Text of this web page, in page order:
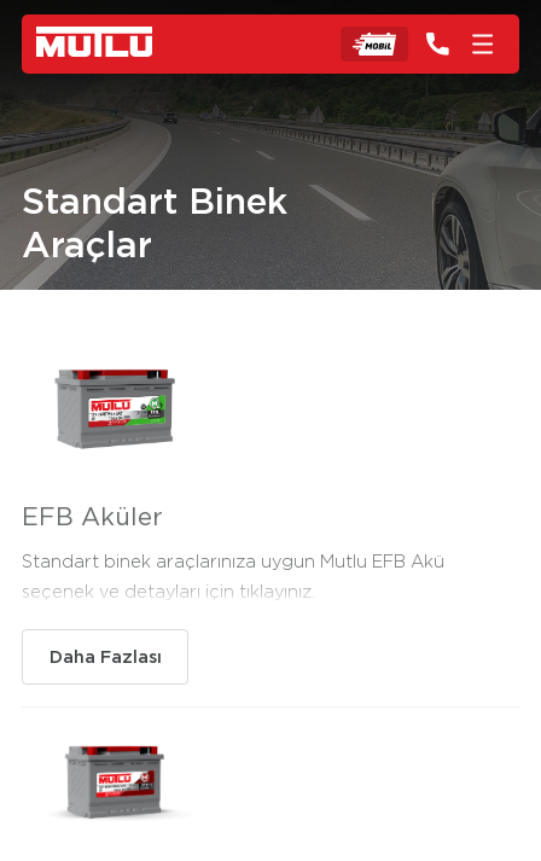
Standart Binek
Araçlar
EFB Aküler
Standart binek araçlarınıza uygun Mutlu EFB Akü
seçenek ve detayları için tıklayınız.
Daha Fazlası